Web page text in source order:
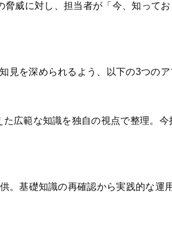
威に対し、担当者が「今、知って
を深められるよう、以下の3つの
広範な知識を独自の視点で整理。
。基礎知識の再確認から実践的な